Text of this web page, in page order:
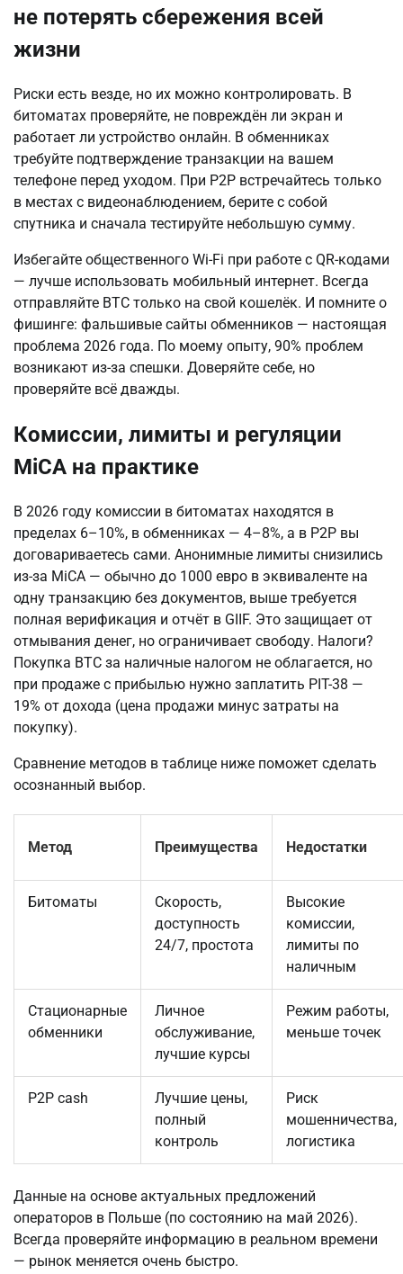
не потерять сбережения всей
жизни
Риски есть везде, но их можно контролировать. В
битоматах проверяйте, не повреждён ли экран и
работает ли устройство онлайн. В обменниках
требуйте подтверждение транзакции на вашем
телефоне перед уходом. При P2P встречайтесь только
в местах с видеонаблюдением, берите с собой
спутника и сначала тестируйте небольшую сумму.
Избегайте общественного Wi-Fi при работе с QR-кодами
— лучше использовать мобильный интернет. Всегда
отправляйте BTC только на свой кошелёк. И помните о
фишинге: фальшивые сайты обменников — настоящая
проблема 2026 года. По моему опыту, 90% проблем
возникают из-за спешки. Доверяйте себе, но
проверяйте всё дважды.
Комиссии, лимиты и регуляции
MiCA на практике
В 2026 году комиссии в битоматах находятся в
пределах 6–10%, в обменниках — 4–8%, а в P2P вы
договариваетесь сами. Анонимные лимиты снизились
из-за MiCA — обычно до 1000 евро в эквиваленте на
одну транзакцию без документов, выше требуется
полная верификация и отчёт в GIIF. Это защищает от
отмывания денег, но ограничивает свободу. Налоги?
Покупка BTC за наличные налогом не облагается, но
при продаже с прибылью нужно заплатить PIT-38 —
19% от дохода (цена продажи минус затраты на
покупку).
Сравнение методов в таблице ниже поможет сделать
осознанный выбор.
Метод Преимущества Недостатки
Битоматы
Скорость,
доступность
24/7, простота
Высокие
комиссии,
лимиты по
наличным
Стационарные
обменники
Личное
обслуживание,
лучшие курсы
Режим работы,
меньше точек
P2P cash
Лучшие цены,
полный
контроль
Риск
мошенничества,
логистика
Данные на основе актуальных предложений
операторов в Польше (по состоянию на май 2026).
Всегда проверяйте информацию в реальном времени
— рынок меняется очень быстро.